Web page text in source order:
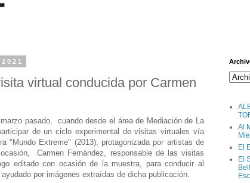
virtual conducida por Carmen
pasado, cuando desde el área de Mediación de La
de un ciclo experimental de visitas virtuales vía
"Mundo Extreme" (2013), protagonizada por artistas de
Carmen Fernández, responsable de las visitas
editado con ocasión de la muestra, para conducir al
por imágenes extraídas de dicha publicación.
Al
El
El